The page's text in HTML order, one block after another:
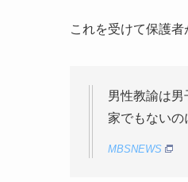
これを受けて保護者
男性教諭は
家でもないの
MBSNEWS